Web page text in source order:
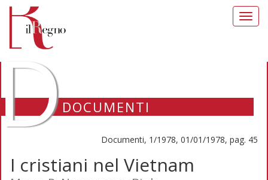
DOCUMENTI
Documenti, 1/1978, 01/01/1978, pag. 45
I cristiani nel Vietnam